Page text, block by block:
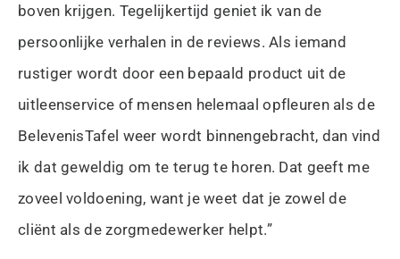
boven krijgen. Tegelijkertijd geniet ik van de
persoonlijke verhalen in de reviews. Als iemand
rustiger wordt door een bepaald product uit de
uitleenservice of mensen helemaal opfleuren als de
BelevenisTafel weer wordt binnengebracht, dan vind
ik dat geweldig om te terug te horen. Dat geeft me
zoveel voldoening, want je weet dat je zowel de
cliënt als de zorgmedewerker helpt.”